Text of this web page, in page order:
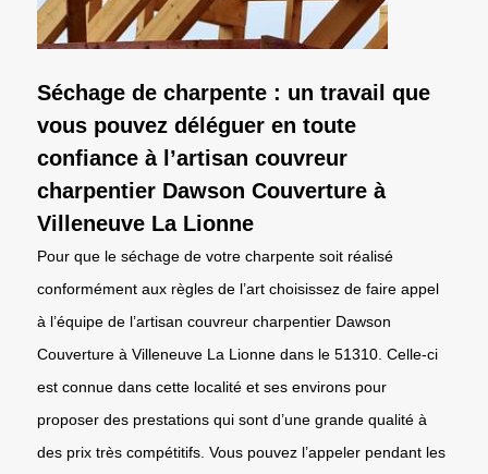
Séchage de charpente : un travail que
vous pouvez déléguer en toute
confiance à l’artisan couvreur
charpentier Dawson Couverture à
Villeneuve La Lionne
Pour que le séchage de votre charpente soit réalisé
conformément aux règles de l’art choisissez de faire appel
à l’équipe de l’artisan couvreur charpentier Dawson
Couverture à Villeneuve La Lionne dans le 51310. Celle-ci
est connue dans cette localité et ses environs pour
proposer des prestations qui sont d’une grande qualité à
des prix très compétitifs. Vous pouvez l’appeler pendant les